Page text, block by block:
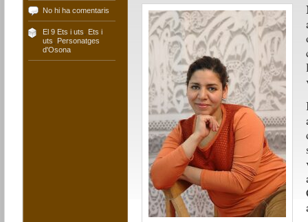
No hi ha comentaris
El 9 Ets i uts
Ets i
uts
Personatges
d'Osona